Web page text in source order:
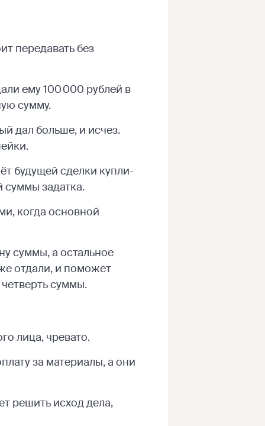
передавать без
ему 100 000 рублей в
сумму.
дал больше, и исчез.
будущей сделки купли-
суммы задатка.
когда основной
суммы, а остальное
отдали, и поможет
суммы.
лица, чревато.
за материалы, а они
решить исход дела,